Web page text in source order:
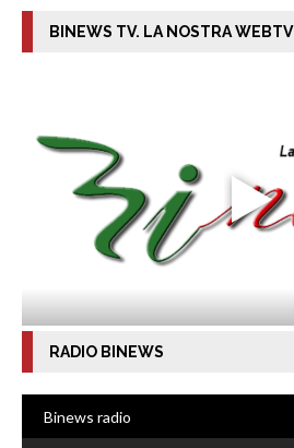
BINEWS TV. LA NOSTRA WEBTV
RADIO BINEWS